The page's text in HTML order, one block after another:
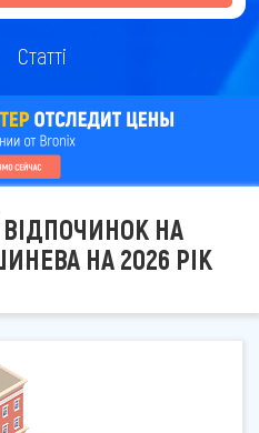
Статті
НА
НА 2026 РІК